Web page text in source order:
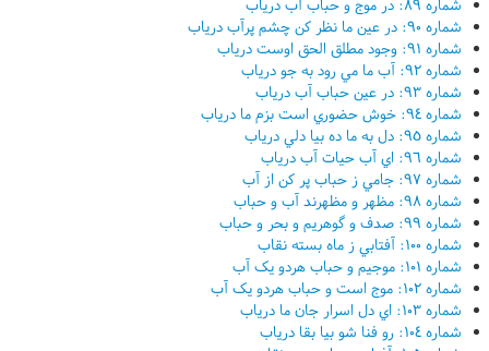
شماره ٨٩: در موج و حباب آب درياب
شماره ٩٠: در عين ما نظر کن چشم پرآب درياب
شماره ٩١: وجود مطلق الحق اوست درياب
شماره ٩٢: آب ما مي رود به جو درياب
شماره ٩٣: در عين حباب آب درياب
شماره ٩٤: خوش حضوري است بزم ما درياب
شماره ٩٥: دل به ما ده بيا دلي درياب
شماره ٩٦: اي آب حيات آب درياب
شماره ٩٧: جامي ز حباب پر کن از آب
شماره ٩٨: مظهر و مظهرند آب و حباب
شماره ٩٩: صدف و گوهريم و بحر و حباب
شماره ١٠٠: آفتابي ز ماه بسته نقاب
شماره ١٠١: موجيم و حباب هردو يک آب
شماره ١٠٢: موج است و حباب هردو يک آب
شماره ١٠٣: اي دل اسرار جان ما درياب
شماره ١٠٤: رو فنا شو بيا بقا درياب